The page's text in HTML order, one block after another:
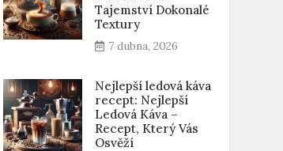
Tajemství Dokonalé
Textury
7 dubna, 2026
Nejlepší ledová káva
recept: Nejlepší
Ledová Káva –
Recept, Který Vás
Osvěží